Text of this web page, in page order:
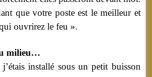
que votre poste est le meilleur et
ouvrirez le feu ».
milieu…
installé sous un petit buisson